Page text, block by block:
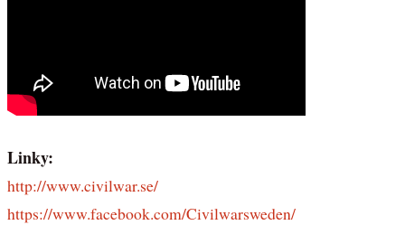
Linky:
http://www.civilwar.se/
https://www.facebook.com/Civilwarsweden/